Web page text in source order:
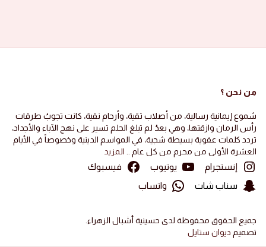
من نحن ؟
شموع إيمانية رسالية، من أصلاب تقية، وأرحام نقية، كانت تجوبُ طرقات
رأس الرمان وازقتها، وهي بعدُ لم تبلغ الحلم تسير على نهج الآباء والأجداد،
تردد كلمات عفوية بسيطة شجية، في المواسم الدينية وخصوصاً في الأيام
العشرة الأولى من محرم من كل عام .. المزيد
إنستجرام يوتيوب
فيسبوك
سناب شات
واتساب
جميع الحقوق محفوظة لدى حسينية أشبال الزهراء.
تصميم ديوان ستايل